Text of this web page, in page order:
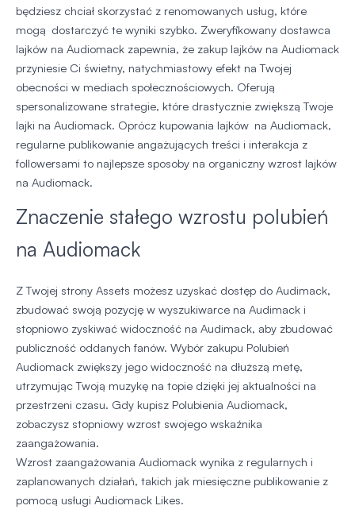
będziesz chciał skorzystać z renomowanych usług, które
mogą dostarczyć te wyniki szybko. Zweryfikowany dostawca
lajków na Audiomack zapewnia, że zakup lajków na Audiomack
przyniesie Ci świetny, natychmiastowy efekt na Twojej
obecności w mediach społecznościowych. Oferują
spersonalizowane strategie, które drastycznie zwiększą Twoje
lajki na Audiomack. Oprócz kupowania lajków na Audiomack,
regularne publikowanie angażujących treści i interakcja z
followersami to najlepsze sposoby na organiczny wzrost lajków
na Audiomack.
Znaczenie stałego wzrostu polubień
na Audiomack
Z Twojej strony Assets możesz uzyskać dostęp do Audimack,
zbudować swoją pozycję w wyszukiwarce na Audimack i
stopniowo zyskiwać widoczność na Audimack, aby zbudować
publiczność oddanych fanów. Wybór zakupu Polubień
Audiomack zwiększy jego widoczność na dłuższą metę,
utrzymując Twoją muzykę na topie dzięki jej aktualności na
przestrzeni czasu. Gdy kupisz Polubienia Audiomack,
zobaczysz stopniowy wzrost swojego wskaźnika
zaangażowania.
Wzrost zaangażowania Audiomack wynika z regularnych i
zaplanowanych działań, takich jak miesięczne publikowanie z
pomocą usługi Audiomack Likes.